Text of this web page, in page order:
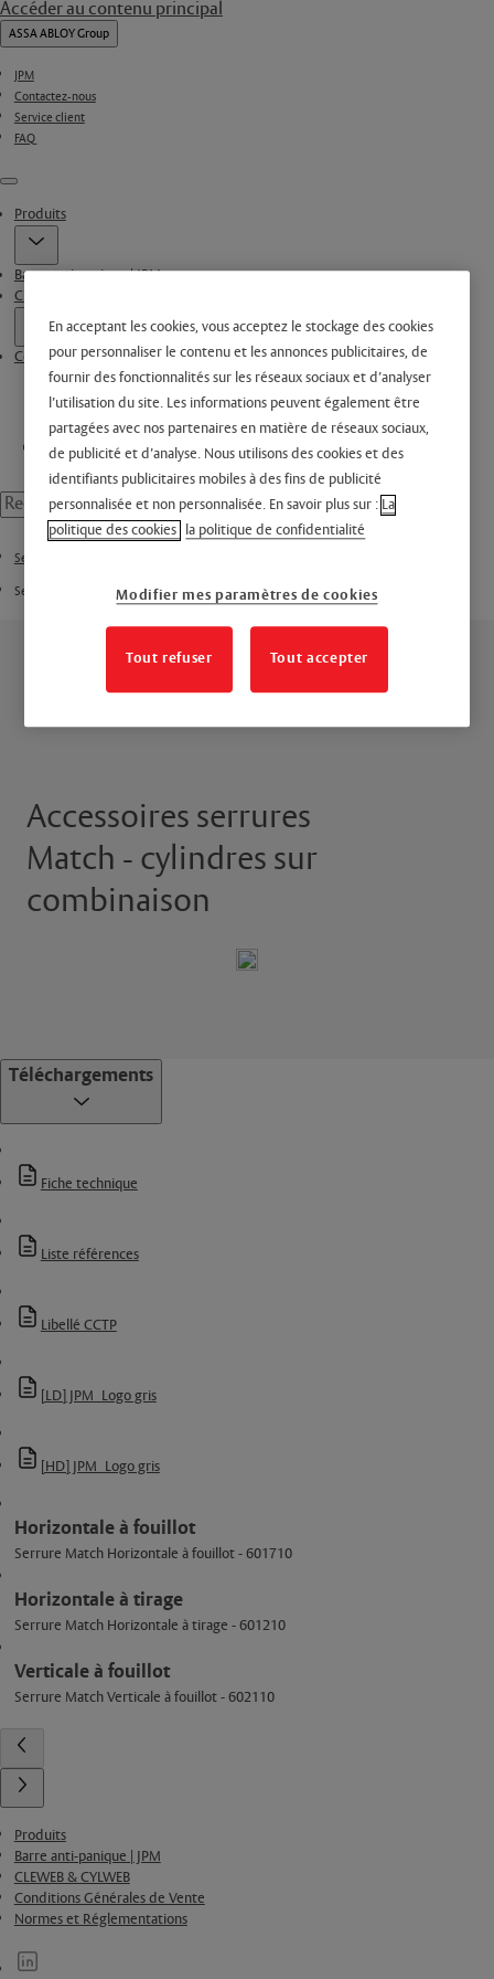
Accéder au contenu principal
ASSA ABLOY Group
JPM
Contactez-nous
Service client
FAQ
Menu
Produits
Barre anti-panique | JPM
CLEWEB & CYLWEB
Conditions Générales de Vente
Serrure en applique
Serrure en applique Match - cylindres sur combinaison
Accessoires serrures
Match - cylindres sur
combinaison
Téléchargements
Fiche technique
Liste références
Libellé CCTP
[LD] JPM_Logo gris
[HD] JPM_Logo gris
Horizontale à fouillot
Serrure Match Horizontale à fouillot - 601710
Horizontale à tirage
Serrure Match Horizontale à tirage - 601210
Verticale à fouillot
Serrure Match Verticale à fouillot - 602110
Produits
Barre anti-panique | JPM
CLEWEB & CYLWEB
Conditions Générales de Vente
Normes et Réglementations
En acceptant les cookies, vous acceptez le stockage des cookies
pour personnaliser le contenu et les annonces publicitaires, de
fournir des fonctionnalités sur les réseaux sociaux et d’analyser
l’utilisation du site. Les informations peuvent également être
partagées avec nos partenaires en matière de réseaux sociaux,
de publicité et d’analyse. Nous utilisons des cookies et des
identifiants publicitaires mobiles à des fins de publicité
personnalisée et non personnalisée. En savoir plus sur : La
politique des cookies la politique de confidentialité
Modifier mes paramètres de cookies
Tout refuser Tout accepter